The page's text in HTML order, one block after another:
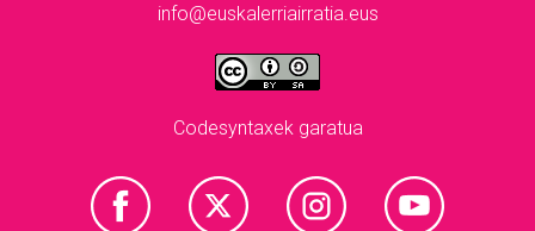
info@euskalerriairratia.eus
Codesyntaxek garatua